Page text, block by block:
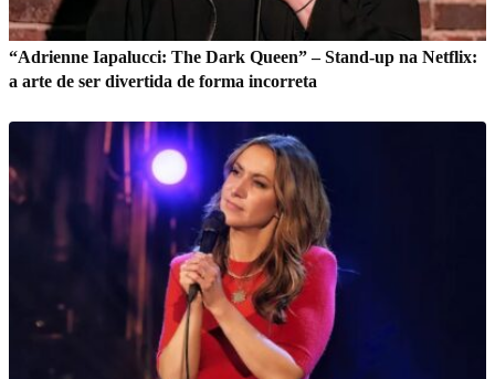
“Adrienne Iapalucci: The Dark Queen” – Stand-up na Netflix:
a arte de ser divertida de forma incorreta